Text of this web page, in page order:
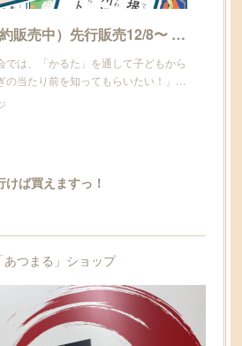
厚木かるた（予約販売中）先行販売12/8〜 | 「厚木かるた」販売ページ powered by BASE
では、「かるた」を通して子どもから
の当たり前を知ってもらいたい！」…
ば買えますっ！
つまる」ショップ